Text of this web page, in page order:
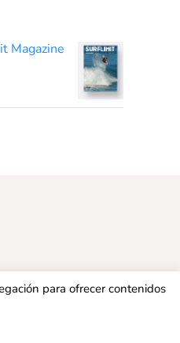
Magazine
para ofrecer contenidos